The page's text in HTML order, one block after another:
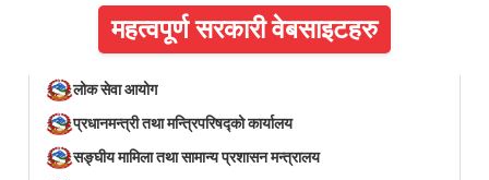
महत्वपूर्ण सरकारी वेबसाइटहरु
लोक सेवा आयोग
प्रधानमन्त्री तथा मन्त्रिपरिषद्को कार्यालय
सङ्घीय मामिला तथा सामान्य प्रशासन मन्त्रालय